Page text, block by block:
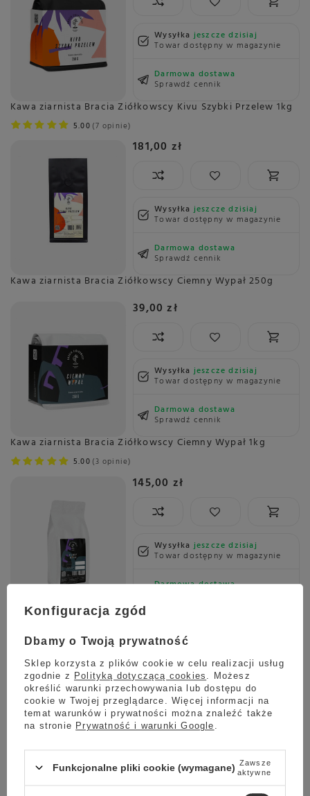
Wysyłkajeszcze dzisiaj
Towar dostępny w magazynie
Darmowa dostawa
Sprawdź cennik
Kawa ziarnista Bracia Ziółkowscy Kivu Szybki Przelew 1kg
5.00 7 opinie
181,00 zł
Wysyłkajeszcze dzisiaj
Towar dostępny w magazynie
Darmowa dostawa
Sprawdź cennik
Kawa ziarnista Bracia Ziółkowscy Ciemny Wypał 250g
39,00 zł
Wysyłkajeszcze dzisiaj
Towar dostępny w magazynie
Darmowa dostawa
Sprawdź cennik
Kawa ziarnista Bracia Ziółkowscy Ciemny Wypał 1kg
5.00 3 opinie
145,00 zł
Wysyłkajeszcze dzisiaj
Towar dostępny w magazynie
Darmowa dostawa
Kawa ziarnista Bracia Ziółkowscy Brazylia Szybki Przelew
4.72 18 opinie
41,00 zł
Wysyłkajeszcze dzisiaj
Darmowa dostawa
Konfiguracja zgód
Dbamy o Twoją prywatność
Sklep korzysta z plików cookie w celu realizacji usług
zgodnie z Polityką dotyczącą cookies
. Możesz
określić warunki przechowywania lub dostępu do
cookie w Twojej przeglądarce. Więcej informacji na
temat warunków i prywatności można znaleźć także
na stronie Prywatność i warunki Google
Funkcjonalne pliki cookie (wymagane) Zawsze
aktywne